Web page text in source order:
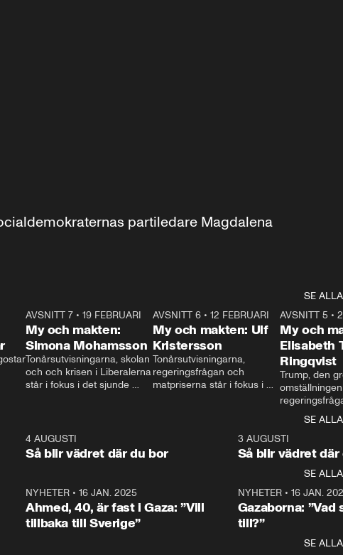
partiledare Magdalena
SE ALLA
vi
24:30
AVSNITT 7• 19 FEBRUARI
My och makten:
Simona Mohamsson
Tonårsutvisningarna, skolan
och och krisen i Liberalerna
står i fokus i det sjunde
kommentator My
Rohwedder ställer
utbildnings- och
Mohamsson till svars.
27:30
AVSNITT 6 •12 FEBRUARI
My och makten: Ulf
Kristersson
Tonårsutvisningarna,
regeringsfrågan och
matpriserna står i fokus i
Rohwedder ställer
statsminister Ulf Kristersson
AVSNITT 5 •
My och
Elisabeth
Ringqvist
Trump, den
centrum i
avsnittet av
Makten”. Se
Aftonbladets
Rohwedder
Thand Ring
SE ALLA
4 AUGUSTI
Så blir vädret där du bor
3 AUGUSTI
Så blir vädret där
SE ALLA
NYHETER• 16 JAN. 2025
Ahmed, 40, är fast i Gaza: ”Vill
tillbaka till Sverige”
NYHETER• 16 JAN.
Gazaborna:
till?”
SE ALLA